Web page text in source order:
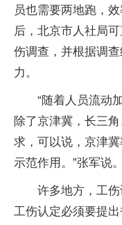
员也需要两地跑，
后，北京市人社局
伤调查，并根据调
力。
“随着人员流动
除了京津冀，长三
求，可以说，京津
示范作用。”张军说。
许多地方，工
工伤认定必须要提